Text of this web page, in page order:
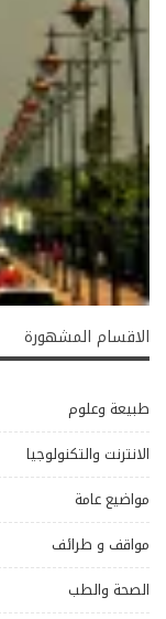
الاقسام المشهورة
طبيعة وعلوم
الانترنت والتكنولوجيا
مواضيع عامة
مواقف و طرائف
الصحة والطب